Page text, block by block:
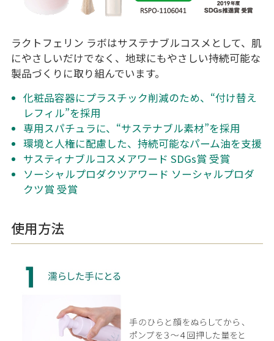
ラクトフェリン ラボはサステナブルコスメとして、肌
にやさしいだけでなく、地球にもやさしい持続可能な
製品づくりに取り組んでいます。
化粧品容器にプラスチック削減のため、“付け替え
レフィル”を採用
専用スパチュラに、“サステナブル素材”を採用
環境と人権に配慮した、持続可能なパーム油を支援
サスティナブルコスメアワード SDGs賞 受賞
ソーシャルプロダクツアワード ソーシャルプロダ
クツ賞 受賞
使用方法